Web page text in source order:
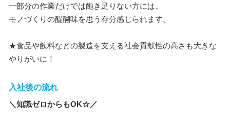
一部分の作業だけでは飽き足りない方には、
モノづくりの醍醐味を思う存分感じられます。
★食品や飲料などの製造を支える社会貢献性の高さも大きな
やりがいに！
入社後の流れ
＼知識ゼロからもOK☆／